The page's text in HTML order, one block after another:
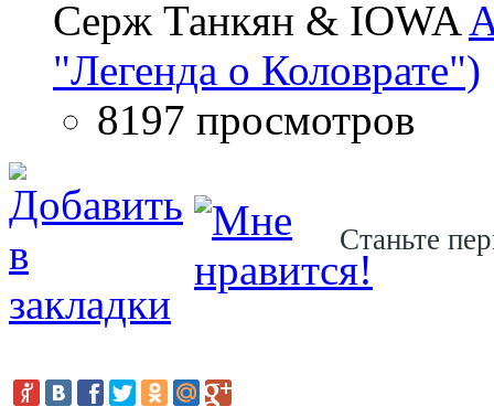
Серж Танкян & IOWA
"Легенда о Коловрате")
8197 просмотров
Станьте